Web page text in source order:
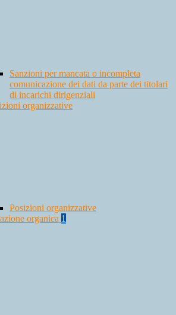
Sanzioni per mancata o incompleta
comunicazione dei dati da parte dei titolari
di incarichi dirigenziali
organizzative
Posizioni organizzative
organica 1